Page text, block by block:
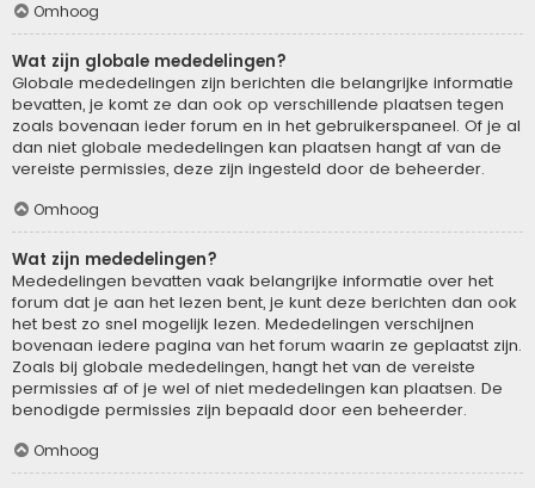
Omhoog
Wat zijn globale mededelingen?
Globale mededelingen zijn berichten die belangrijke informatie
bevatten, je komt ze dan ook op verschillende plaatsen tegen
zoals bovenaan ieder forum en in het gebruikerspaneel. Of je al
dan niet globale mededelingen kan plaatsen hangt af van de
vereiste permissies, deze zijn ingesteld door de beheerder.
Omhoog
Wat zijn mededelingen?
Mededelingen bevatten vaak belangrijke informatie over het
forum dat je aan het lezen bent, je kunt deze berichten dan ook
het best zo snel mogelijk lezen. Mededelingen verschijnen
bovenaan iedere pagina van het forum waarin ze geplaatst zijn.
Zoals bij globale mededelingen, hangt het van de vereiste
permissies af of je wel of niet mededelingen kan plaatsen. De
benodigde permissies zijn bepaald door een beheerder.
Omhoog